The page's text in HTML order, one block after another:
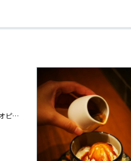
「サザの手作りミルクジェラート」に エチオピアモカを使用したエスプレッソをかけてお召し上がりください🍨 華やかな味わいのエスプレッソと濃厚な甘みあるミルクジェラートが合わさってまるでミルクキャラメルのような味わいに...💭 当店自慢の一品です！ ご来店お待ちしております☺️